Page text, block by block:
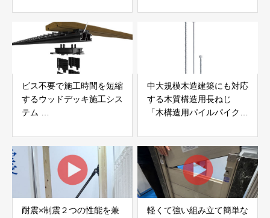
社サンパテック
ビス不要で施工時間を短縮
するウッドデッキ施工シス
テム
JAPAN
中大規模木造建築にも対応
する木質構造用長ねじ
「木構造用パイルパイクビ
耐震×制震２つの性能を兼
軽くて強い組み立て簡単な